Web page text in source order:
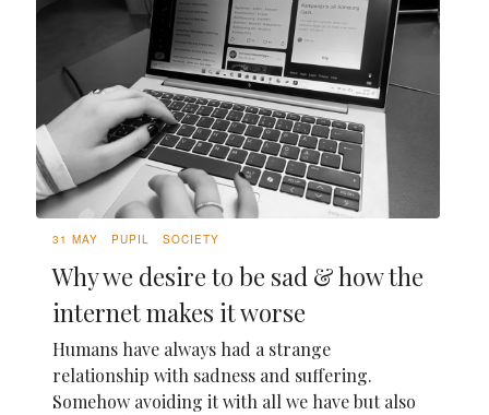
31 MAY PUPIL SOCIETY
Why we desire to be sad & how the
internet makes it worse
Humans have always had a strange
relationship with sadness and suffering.
Somehow avoiding it with all we have but also